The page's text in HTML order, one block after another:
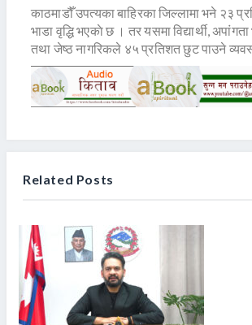
काठमाडौँ उपत्यका बाहिरका जिल्लामा भने २३
भाडा वृद्धि भएकाे छ । तर यसमा विद्यार्थी,
तथा जेष्ठ नागरिकले ४५ प्रतिशत छुट पाउने
Related Posts